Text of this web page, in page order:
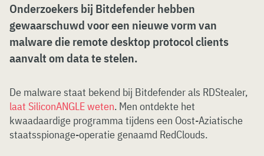
Onderzoekers bij Bitdefender hebben
gewaarschuwd voor een nieuwe vorm van
malware die remote desktop protocol clients
aanvalt om data te stelen.
De malware staat bekend bij Bitdefender als RDStealer,
laat SiliconANGLE weten. Men ontdekte het
kwaadaardige programma tijdens een Oost-Aziatische
staatsspionage-operatie genaamd RedClouds.